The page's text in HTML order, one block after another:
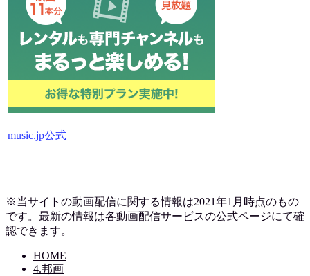
music.jp公式
※当サイトの動画配信に関する情報は2021年1月時点のもの
です。最新の情報は各動画配信サービスの公式ページにて確
認できます。
HOME
4.邦画